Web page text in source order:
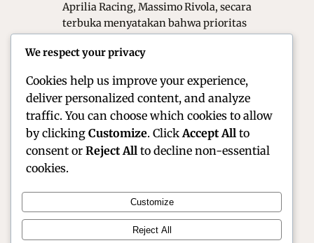
Aprilia Racing, Massimo Rivola, secara
terbuka menyatakan bahwa prioritas
membangun motor tangguh yang
Official Site of Christian Montanari | Racer &
We respect your privacy
Cookies help us improve your experience,
deliver personalized content, and analyze
traffic. You can choose which cookies to allow
by clicking Customize. Click Accept All to
consent or Reject All to decline non-essential
cookies.
Customize
Reject All